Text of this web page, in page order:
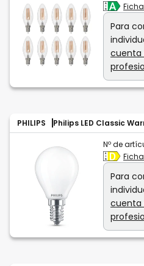
Para
cuenta
PHILIPS Philips LED Classic
Nº de
Para
cuenta